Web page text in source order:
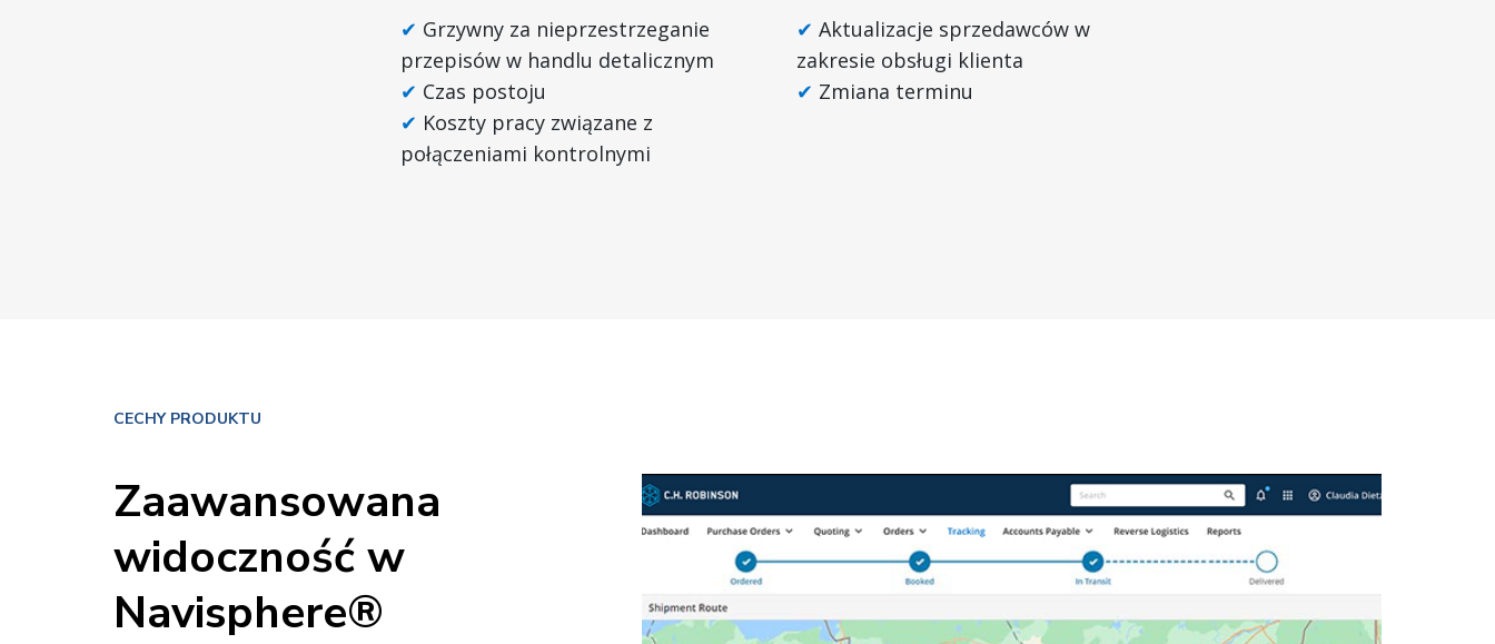
Grzywny za nieprzestrzeganie
przepisów w handlu detalicznym
Czas postoju
Koszty pracy związane z
połączeniami kontrolnymi
Aktualizacje sprzedawców w
zakresie obsługi klienta
Zmiana terminu
CECHY PRODUKTU
Zaawansowana
widoczność w
Navisphere®